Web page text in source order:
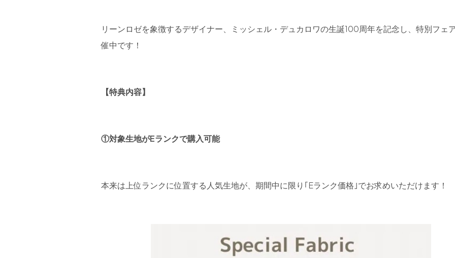
リーンロゼを象徴するデザイナー、ミッシェル・デュカロワの生誕100周年を記念し、特別フェ
催中です！
【特典内容】
①対象生地がEランクで購入可能
本来は上位ランクに位置する人気生地が、期間中に限り｢Eランク価格｣でお求めいただけます！